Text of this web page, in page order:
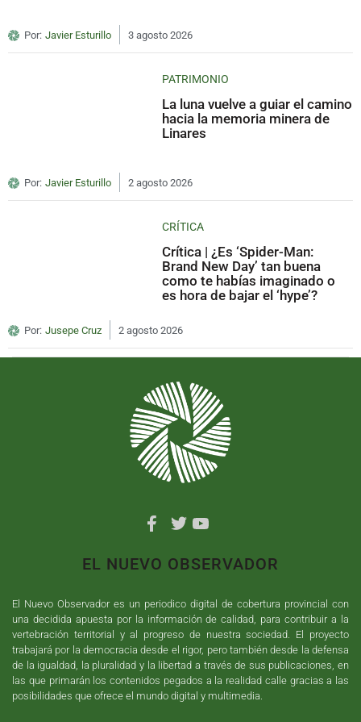
Por: Javier Esturillo 3 agosto 2026
PATRIMONIO
La luna vuelve a guiar el camino
hacia la memoria minera de
Linares
Por: Javier Esturillo 2 agosto 2026
CRÍTICA
Crítica | ¿Es ‘Spider-Man:
Brand New Day’ tan buena
como te habías imaginado o
es hora de bajar el ‘hype’?
Por: Jusepe Cruz 2 agosto 2026
EL NUEVO OBSERVADOR
El Nuevo Observador es un periodico digital de cobertura provincial con
una decidida apuesta por la información de calidad, para contribuir a la
vertebración territorial y al progreso de nuestra sociedad. El proyecto
trabajará por la democracia desde el rigor, pero también desde la defensa
de la igualdad, la pluralidad y la libertad a través de sus publicaciones, en
las que primarán los contenidos pegados a la realidad calle gracias a las
posibilidades que ofrece el mundo digital y multimedia.